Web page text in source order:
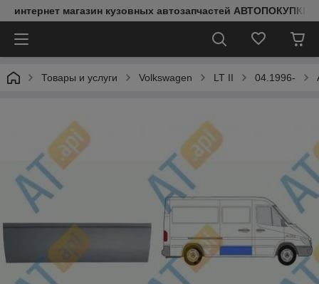
интернет магазин кузовных автозапчастей АВТОПОКУПКИ
Товары и услуги Volkswagen LT II 04.1996-